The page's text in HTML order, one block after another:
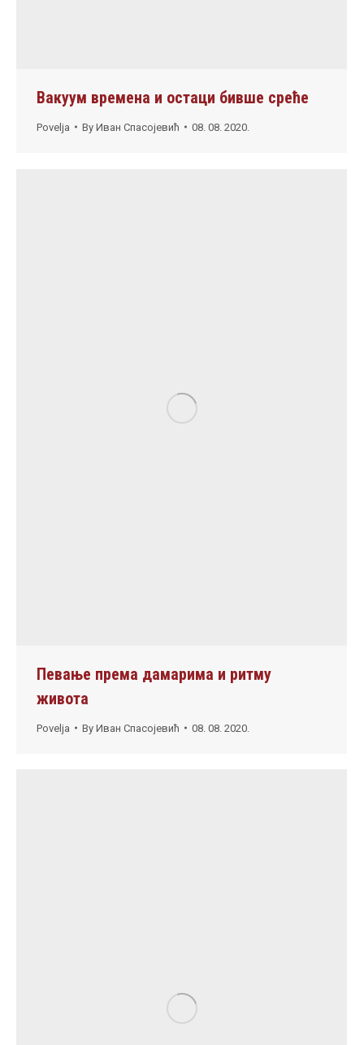
Вакуум времена и остаци бивше среће
Povelja By Иван Спасојевић 08. 08. 2020.
Певање према дамарима и ритму
живота
Povelja By Иван Спасојевић 08. 08. 2020.